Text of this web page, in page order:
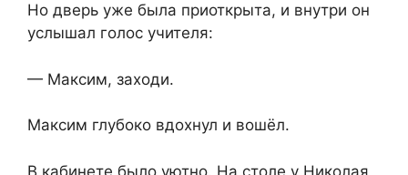
Но дверь уже была приоткрыта, и внутри он
услышал голос учителя:
— Максим, заходи.
Максим глубоко вдохнул и вошёл.
В кабинете было уютно. На столе у Николая